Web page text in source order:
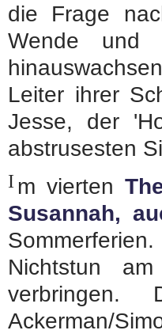
die Frage
Wende und
Leiter ihrer
Jesse, der
abstrusesten
I m vierten
Susannah,
Nichtstun
Ackerman/